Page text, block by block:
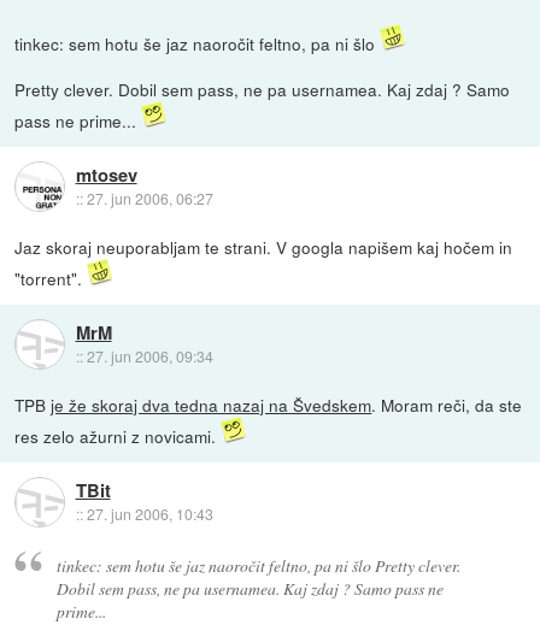
tinkec: sem hotu še jaz naoročit feltno, pa ni šlo
Pretty clever. Dobil sem pass, ne pa usernamea. Kaj zdaj ? Samo
pass ne prime...
mtosev
::27. jun 2006, 06:27
Jaz skoraj neuporabljam te strani. V googla napišem kaj hočem in
"torrent".
MrM
::27. jun 2006, 09:34
TPBje že skoraj dva tedna nazaj na Švedskem. Moram reči, da ste
res zelo ažurni z novicami.
TBit
::27. jun 2006, 10:43
tinkec: sem hotu še jaz naoročit feltno, pa ni šlo Pretty clever.
Dobil sem pass, ne pa usernamea. Kaj zdaj ? Samo pass ne
prime...